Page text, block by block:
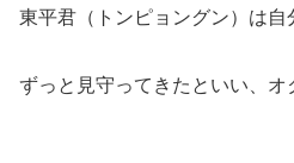
東平君（トンピョングン）は自
ずっと見守ってきたといい、オ